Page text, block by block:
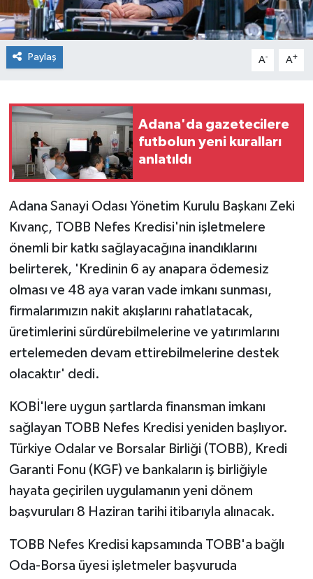
Paylaş A- A+
Adana'da gazetecilere
futbolun yeni kuralları
anlatıldı
Adana Sanayi Odası Yönetim Kurulu Başkanı Zeki
Kıvanç, TOBB Nefes Kredisi'nin işletmelere
önemli bir katkı sağlayacağına inandıklarını
belirterek, 'Kredinin 6 ay anapara ödemesiz
olması ve 48 aya varan vade imkanı sunması,
firmalarımızın nakit akışlarını rahatlatacak,
üretimlerini sürdürebilmelerine ve yatırımlarını
ertelemeden devam ettirebilmelerine destek
olacaktır' dedi.
KOBİ'lere uygun şartlarda finansman imkanı
sağlayan TOBB Nefes Kredisi yeniden başlıyor.
Türkiye Odalar ve Borsalar Birliği (TOBB), Kredi
Garanti Fonu (KGF) ve bankaların iş birliğiyle
hayata geçirilen uygulamanın yeni dönem
başvuruları 8 Haziran tarihi itibarıyla alınacak.
TOBB Nefes Kredisi kapsamında TOBB'a bağlı
Oda-Borsa üyesi işletmeler başvuruda